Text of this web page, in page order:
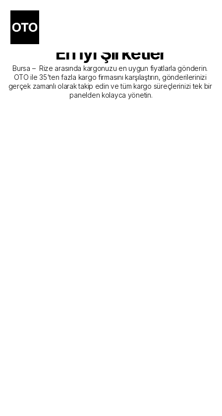
Bursa - Rize Kargo
Gönderim Hizmeti Sunan
En İyi Şirketler
Bursa –  Rize arasında kargonuzu en uygun fiyatlarla gönderin.
OTO ile 35'ten fazla kargo firmasını karşılaştırın, gönderilerinizi
gerçek zamanlı olarak takip edin ve tüm kargo süreçlerinizi tek bir
panelden kolayca yönetin.